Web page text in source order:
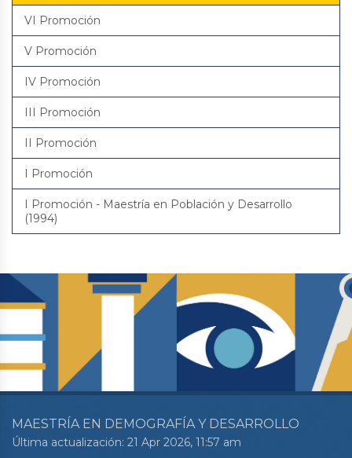
VI Promoción
V Promoción
IV Promoción
III Promoción
II Promoción
I Promoción
I Promoción - Maestría en Población y Desarrollo
(1994)
MAESTRÍA EN DEMOGRAFÍA Y DESARROLLO
Última actualización: 21 Apr 2026, 11:57 am